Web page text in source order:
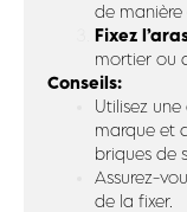
de manière
Fixez
mortier ou
Conseils:
Utilisez
marque et
briques de
Assurez-
de la fixer.